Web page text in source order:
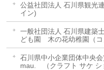
公益社団法人 石川県観
イン)
一般社団法人 石川県建築
ども園 木の花幼稚園（コ
石川県中小企業団体中央
mau. （クラフト サケ シ